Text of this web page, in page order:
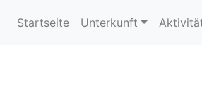
Startseite Unterkunft